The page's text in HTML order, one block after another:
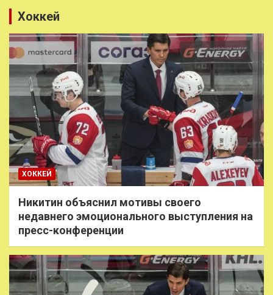
Хоккей
ХОККЕЙ
Никитин объяснил мотивы своего
недавнего эмоционального выступления на
пресс-конференции